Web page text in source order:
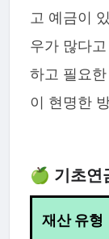
고 예금이
우가 많다
하고 필요
이 현명한
🍏 기초연
재산 유형